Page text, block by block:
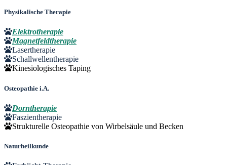
Physikalische Therapie
Elektrotherapie
Magnetfeldtherapie
Lasertherapie
Schallwellentherapie
Kinesiologisches Taping
Osteopathie i.A.
Dorntherapie
Faszientherapie
Strukturelle Osteopathie von Wirbelsäule und Becken
Naturheilkunde